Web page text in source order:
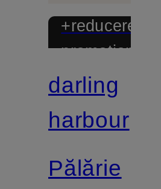
+reducere
promoțională
darling
harbour
Pălărie